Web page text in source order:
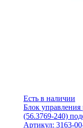
Есть в наличии
Блок
(56.3769-240)
Артикул: 3163-